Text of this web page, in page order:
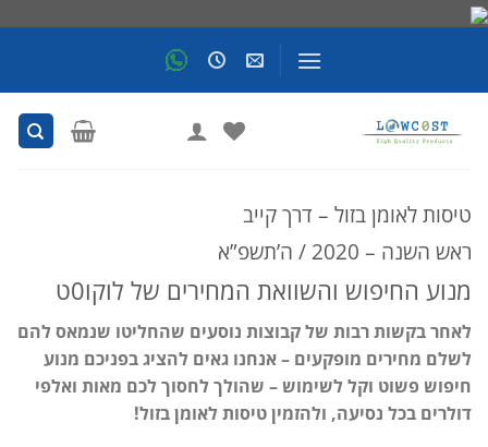
טיסות לאומן בזול – דרך קייב
ראש השנה – 2020 / ה’תשפ”א
מנוע החיפוש והשוואת המחירים של לוקו0ט
לאחר בקשות רבות של קבוצות נוסעים שהחליטו שנמאס להם
לשלם מחירים מופקעים – אנחנו גאים להציג בפניכם מנוע
חיפוש פשוט וקל לשימוש – שהולך לחסוך לכם מאות ואלפי
דולרים בכל נסיעה, ולהזמין טיסות לאומן בזול!